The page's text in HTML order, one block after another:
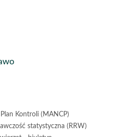
Kontroli (MANCP)
statystyczna (RRW)